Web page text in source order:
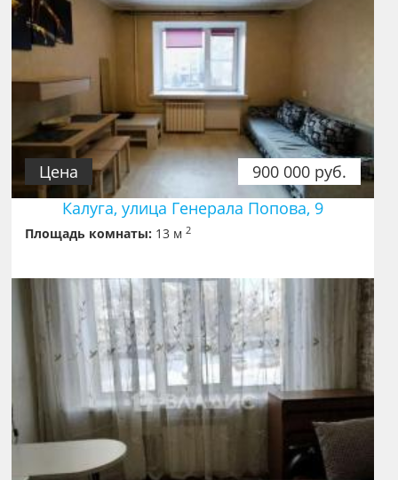
900 000 руб.
Цена
Калуга, улица Генерала Попова, 9
Площадь комнаты: 13 м2